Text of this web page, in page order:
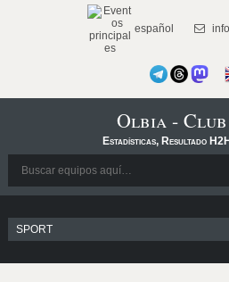
español
Olbia -
Estadísticas, Resultado